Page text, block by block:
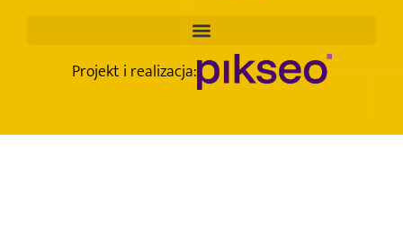
Projekt i realizacja: